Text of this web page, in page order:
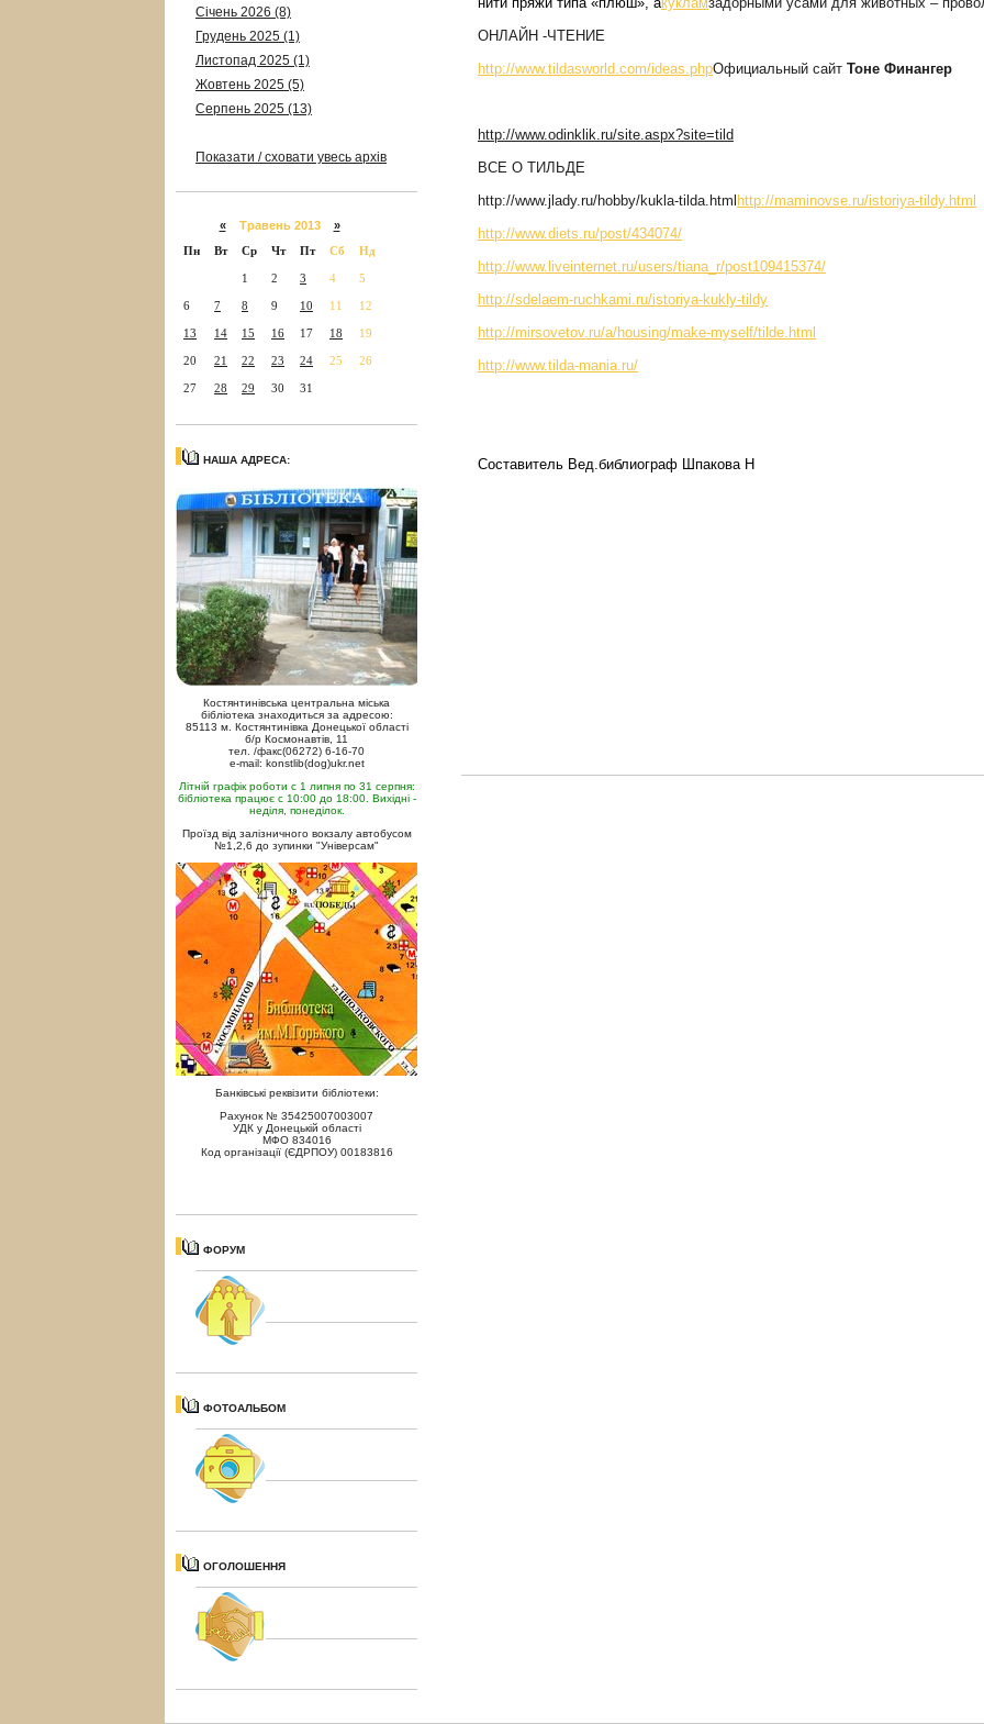
Січень 2026 (8)
Грудень 2025 (1)
Листопад 2025 (1)
Жовтень 2025 (5)
Серпень 2025 (13)
Показати / сховати увесь архів
«Травень 2013 »
Пн
Вт Ср Чт Пт Сб Нд
1 2 3 4 5
6 7 8 9 10 11 12
13 14 15 16 17 18 19
20 21 22 23 24 25 26
27 28 29 30 31
НАША АДРЕСА:
Костянтинівська центральна міська
бібліотека знаходиться за адресою:
85113 м. Костянтинівка Донецької області
б/р Космонавтів, 11
тел. /факс(06272) 6-16-70
e-mail: konstlib(dog)ukr.net
Літній графік роботи с 1 липня по 31 серпня:
бібліотека працює с 10:00 до 18:00. Вихідні -
неділя, понеділок.
Проїзд від залізничного вокзалу автобусом
№1,2,6 до зупинки "Універсам"
Банківські реквізити бібліотеки:
Рахунок № 35425007003007
УДК у Донецькій області
МФО 834016
Код організації (ЄДРПОУ) 00183816
ФОРУМ
ФОТОАЛЬБОМ
ОГОЛОШЕННЯ
ОНЛАЙН -ЧТЕНИЕ
http://www.tildasworld.com/ideas.phpОфициальный сайт Тоне Финангер
http://www.odinklik.ru/site.aspx?site=tild
ВСЕ О ТИЛЬДЕ
http://www.jlady.ru/hobby/kukla-tilda.htmlhttp://maminovse.ru/istoriya-tildy.html
http://www.diets.ru/post/434074/
http://www.liveinternet.ru/users/tiana_r/post109415374/
http://sdelaem-ruchkami.ru/istoriya-kukly-tildy
http://mirsovetov.ru/a/housing/make-myself/tilde.html
http://www.tilda-mania.ru/
Составитель Вед.библиограф Шпакова Н